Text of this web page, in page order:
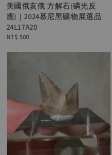
美國俄亥俄 方解石(磷光反
應)｜2024慕尼黑礦物展選品
24L17A20
Regular
NT$ 500